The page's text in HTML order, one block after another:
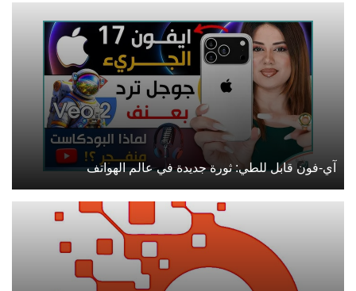
آي-فون قابل للطي: ثورة جديدة في عالم الهواتف